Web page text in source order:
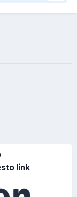
link